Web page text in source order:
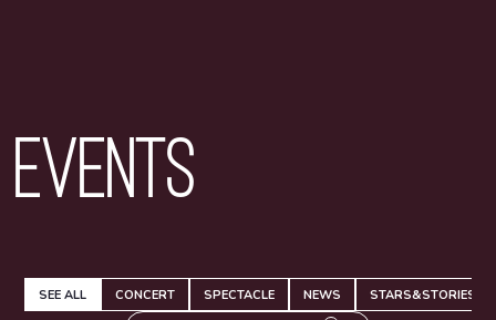
Events
SEE ALL CONCERT SPECTACLE NEWS STARS&STORIES